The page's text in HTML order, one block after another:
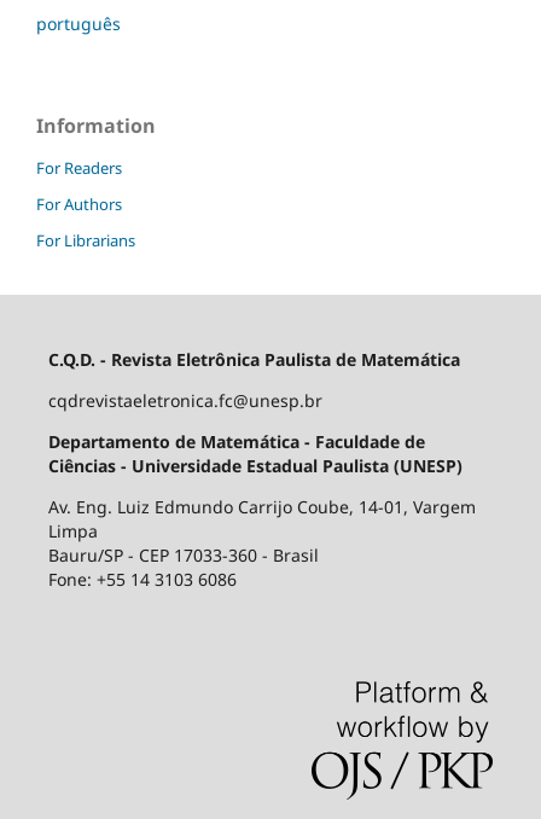
português
Information
For Readers
For Authors
For Librarians
C.Q.D. - Revista Eletrônica Paulista de Matemática
cqdrevistaeletronica.fc@unesp.br
Departamento de Matemática - Faculdade de
Ciências - Universidade Estadual Paulista (UNESP)
Av. Eng. Luiz Edmundo Carrijo Coube, 14-01, Vargem
Limpa
Bauru/SP - CEP 17033-360 - Brasil
Fone: +55 14 3103 6086